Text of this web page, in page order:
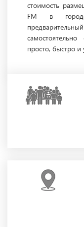
стоимость
FM в
просто, быстро и